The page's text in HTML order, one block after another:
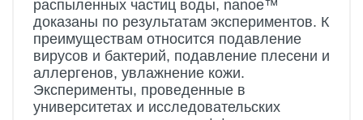
распыленных частиц воды, nanoe™
доказаны по результатам экспериментов. К
преимуществам относится подавление
вирусов и бактерий, подавление плесени и
аллергенов, увлажнение кожи.
Эксперименты, проведенные в
университетах и исследовательских